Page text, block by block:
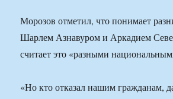
Морозов отметил, что понимает
Шарлем Азнавуром и Аркадием
считает это «разными
«Но кто отказал нашим гражданам,